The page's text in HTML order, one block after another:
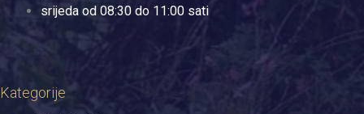
srijeda od 08:30 do 11:00 sati
Kategorije